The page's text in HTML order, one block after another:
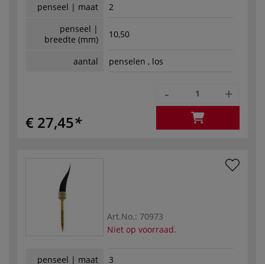
penseel | maat
2
penseel |
breedte (mm)
10,50
aantal penselen , los
€ 27,45
- +
Art.No.: 70973
Niet op voorraad.
penseel | maat
3